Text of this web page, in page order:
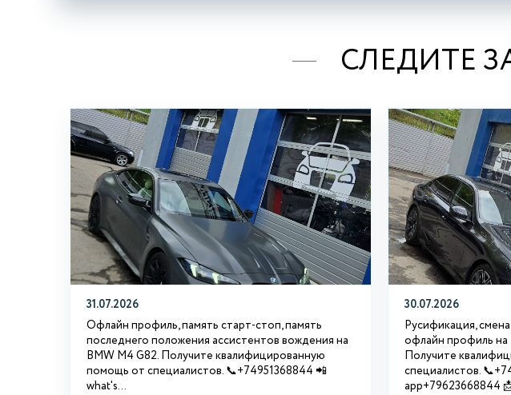
СЛЕДИТЕ
31.07.2026
Офлайн профиль, память старт-стоп, память
последнего положения ассистентов вождения на
BMW М4 G82. Получите квалифицированную
помощь от специалистов. 📞+74951368844 📲
what's...
30.07.2026
Русификация,
офлайн профиль на
Получите
специалистов.
app+79623668844